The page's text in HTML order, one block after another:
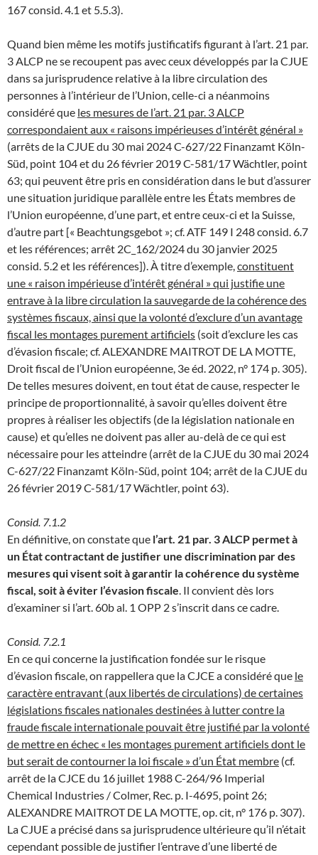
167 consid. 4.1 et 5.5.3).
Quand bien même les motifs justificatifs figurant à l’art. 21 par.
3 ALCP ne se recoupent pas avec ceux développés par la CJUE
dans sa jurisprudence relative à la libre circulation des
personnes à l’intérieur de l’Union, celle-ci a néanmoins
considéré que les mesures de l’art. 21 par. 3 ALCP
correspondaient aux « raisons impérieuses d’intérêt général »
(arrêts de la CJUE du 30 mai 2024 C-627/22 Finanzamt Köln-
Süd, point 104 et du 26 février 2019 C-581/17 Wächtler, point
63; qui peuvent être pris en considération dans le but d’assurer
une situation juridique parallèle entre les États membres de
l’Union européenne, d’une part, et entre ceux-ci et la Suisse,
d’autre part [« Beachtungsgebot »; cf. ATF 149 I 248 consid. 6.7
et les références; arrêt 2C_162/2024 du 30 janvier 2025
consid. 5.2 et les références]). À titre d’exemple, constituent
une « raison impérieuse d’intérêt général » qui justifie une
entrave à la libre circulation la sauvegarde de la cohérence des
systèmes fiscaux, ainsi que la volonté d’exclure d’un avantage
fiscal les montages purement artificiels (soit d’exclure les cas
d’évasion fiscale; cf. ALEXANDRE MAITROT DE LA MOTTE,
Droit fiscal de l’Union européenne, 3e éd. 2022, n° 174 p. 305).
De telles mesures doivent, en tout état de cause, respecter le
principe de proportionnalité, à savoir qu’elles doivent être
propres à réaliser les objectifs (de la législation nationale en
cause) et qu’elles ne doivent pas aller au-delà de ce qui est
nécessaire pour les atteindre (arrêt de la CJUE du 30 mai 2024
C-627/22 Finanzamt Köln-Süd, point 104; arrêt de la CJUE du
26 février 2019 C-581/17 Wächtler, point 63).
Consid. 7.1.2
En définitive, on constate que l’art. 21 par. 3 ALCP permet à
un État contractant de justifier une discrimination par des
mesures qui visent soit à garantir la cohérence du système
fiscal, soit à éviter l’évasion fiscale . Il convient dès lors
d’examiner si l’art. 60b al. 1 OPP 2 s’inscrit dans ce cadre.
Consid. 7.2.1
En ce qui concerne la justification fondée sur le risque
d’évasion fiscale, on rappellera que la CJCE a considéré que le
caractère entravant (aux libertés de circulations) de certaines
législations fiscales nationales destinées à lutter contre la
fraude fiscale internationale pouvait être justifié par la volonté
de mettre en échec « les montages purement artificiels dont le
but serait de contourner la loi fiscale » d’un État membre (cf.
arrêt de la CJCE du 16 juillet 1988 C-264/96 Imperial
Chemical Industries / Colmer, Rec. p. I-4695, point 26;
ALEXANDRE MAITROT DE LA MOTTE, op. cit, n° 176 p. 307).
La CJUE a précisé dans sa jurisprudence ultérieure qu’il n’était
cependant possible de justifier l’entrave d’une liberté de